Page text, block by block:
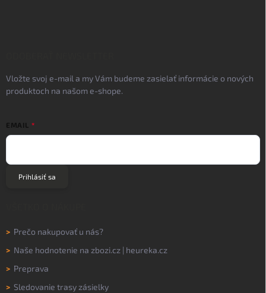
Vložte svoj e-mail a my Vám budeme zasielať informácie o nových
produktoch na našom e-shope.
EMAIL
Prihlásiť sa
> Prečo nakupovať u nás?
> Naše hodnotenie na zbozi.cz | heureka.cz
> Preprava
> Sledovanie trasy zásielky